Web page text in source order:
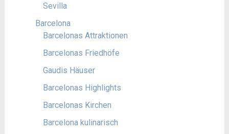
Sevilla
Barcelona
Barcelonas Attraktionen
Barcelonas Friedhöfe
Gaudis Häuser
Barcelonas Highlights
Barcelonas Kirchen
Barcelona kulinarisch